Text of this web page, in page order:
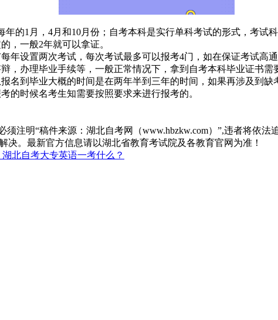
的1月，4月和10月份；自考本科是实行单科考试的形式，考试
，一般2年就可以拿证。
年设置两次考试，每次考试最多可以报考4门，如在保证考试高
，办理毕业手续等，一般正常情况下，拿到自考本科毕业证书
名到毕业大概的时间是在两年半到三年的时间，如果再涉及到缺
的时候名考生知需要按照要求来进行报考的。
注明“稿件来源：湖北自考网（www.hbzkw.com）”,违者将依法
。最新官方信息请以湖北省教育考试院及各教育官网为准！
北自考大专英语一考什么？